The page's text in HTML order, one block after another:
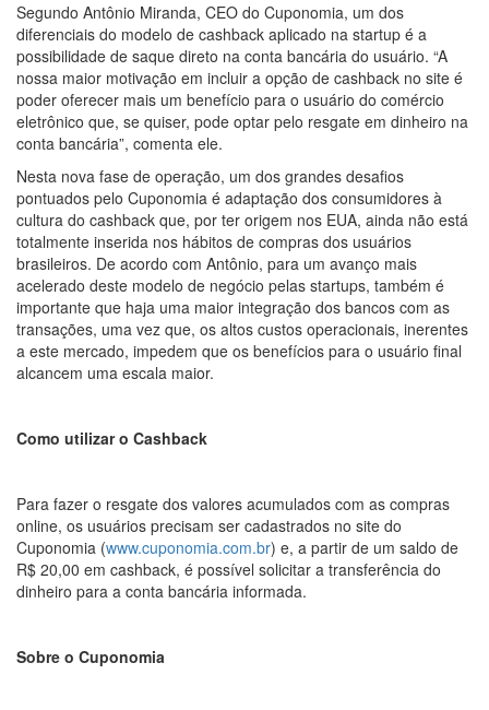
Segundo Antônio Miranda, CEO do Cuponomia, um dos
diferenciais do modelo de cashback aplicado na startup é a
possibilidade de saque direto na conta bancária do usuário. “A
nossa maior motivação em incluir a opção de cashback no site é
poder oferecer mais um benefício para o usuário do comércio
eletrônico que, se quiser, pode optar pelo resgate em dinheiro na
conta bancária”, comenta ele.
Nesta nova fase de operação, um dos grandes desafios
pontuados pelo Cuponomia é adaptação dos consumidores à
cultura do cashback que, por ter origem nos EUA, ainda não está
totalmente inserida nos hábitos de compras dos usuários
brasileiros. De acordo com Antônio, para um avanço mais
acelerado deste modelo de negócio pelas startups, também é
importante que haja uma maior integração dos bancos com as
transações, uma vez que, os altos custos operacionais, inerentes
a este mercado, impedem que os benefícios para o usuário final
alcancem uma escala maior.
Como utilizar o Cashback
Para fazer o resgate dos valores acumulados com as compras
online, os usuários precisam ser cadastrados no site do
Cuponomia (www.cuponomia.com.br) e, a partir de um saldo de
R$ 20,00 em cashback, é possível solicitar a transferência do
dinheiro para a conta bancária informada.
Sobre o Cuponomia